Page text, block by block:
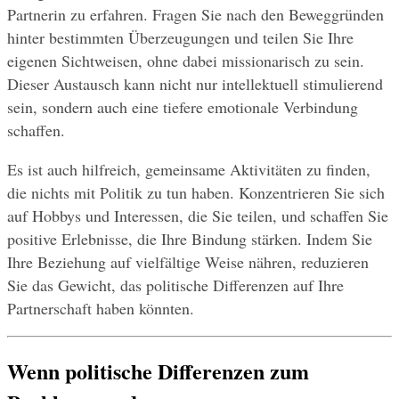
Partnerin zu erfahren. Fragen Sie nach den Beweggründen
hinter bestimmten Überzeugungen und teilen Sie Ihre
eigenen Sichtweisen, ohne dabei missionarisch zu sein.
Dieser Austausch kann nicht nur intellektuell stimulierend
sein, sondern auch eine tiefere emotionale Verbindung
schaffen.
Es ist auch hilfreich, gemeinsame Aktivitäten zu finden,
die nichts mit Politik zu tun haben. Konzentrieren Sie sich
auf Hobbys und Interessen, die Sie teilen, und schaffen Sie
positive Erlebnisse, die Ihre Bindung stärken. Indem Sie
Ihre Beziehung auf vielfältige Weise nähren, reduzieren
Sie das Gewicht, das politische Differenzen auf Ihre
Partnerschaft haben könnten.
Wenn politische Differenzen zum